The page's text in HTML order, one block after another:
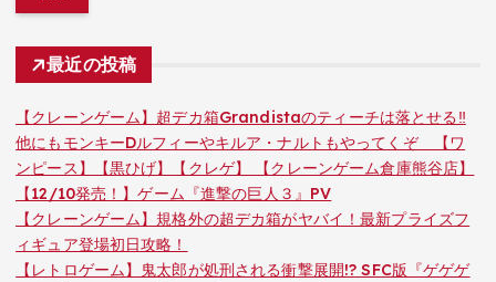
最近の投稿
【クレーンゲーム】超デカ箱Grandistaのティーチは落とせる‼︎
他にもモンキーDルフィーやキルア・ナルトもやってくぞ 【ワ
ンピース】【黒ひげ】【クレゲ】 【クレーンゲーム倉庫熊谷店】
【12/10発売！】ゲーム『進撃の巨人３』PV
【クレーンゲーム】規格外の超デカ箱がヤバイ！最新プライズフ
ィギュア登場初日攻略！
【レトロゲーム】鬼太郎が処刑される衝撃展開!? SFC版『ゲゲゲ